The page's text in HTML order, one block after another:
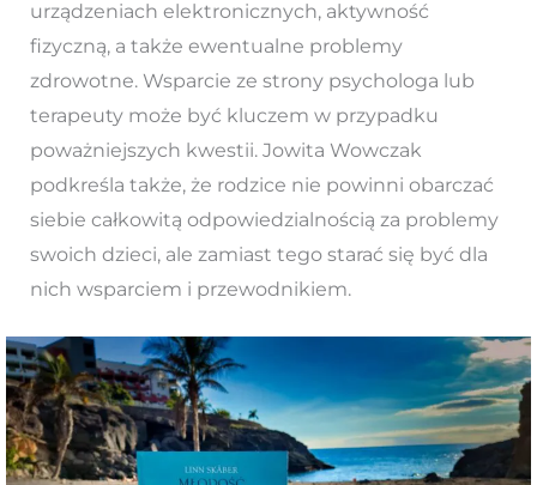
urządzeniach elektronicznych, aktywność
fizyczną, a także ewentualne problemy
zdrowotne. Wsparcie ze strony psychologa lub
terapeuty może być kluczem w przypadku
poważniejszych kwestii. Jowita Wowczak
podkreśla także, że rodzice nie powinni obarczać
siebie całkowitą odpowiedzialnością za problemy
swoich dzieci, ale zamiast tego starać się być dla
nich wsparciem i przewodnikiem.